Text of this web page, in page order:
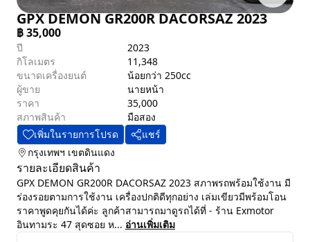
GPX DEMON GR200R DACORSAZ 2023
฿35,000
ปี
2023
กิโลเมตร
11,348
ขนาดเครื่องยนต์
น้อยกว่า 250cc
ผู้ขาย
นายหน้า
ราคา
35,000
สภาพสินค้า
มือสอง
เพิ่มในรายการโปรด
แชร์
กรุงเทพฯ เขตดินแดง
รายละเอียดสินค้า
GPX DEMON GR200R DACORSAZ 2023 สภาพรถพร้อมใช้งาน มี
ร่องรอยตามการใช้งาน เครื่องปกติดีทุกอย่าง เล่มเขียวมีพร้อมโอน
ราคาพูดคุยกันได้ค่ะ ลูกค้าสามารถมาดูรถได้ที่ - ร้าน Exmotor
อินทามระ 47 สุดซอย ห... อ่านเพิ่มเติม